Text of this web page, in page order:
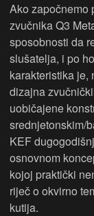
Ako započnemo
zvučnika Q3
sposobnosti da
slušatelja, i po
karakteristika je,
dizajna
uobičajene
srednjetonskim/
KEF
osnovnom
kojoj praktički
riječ o okvirno
kutija.